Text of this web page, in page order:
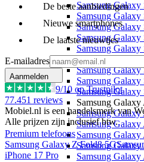
Samsung Galaxy
Samsung Galaxy
Samsung Galaxy
Samsung Galaxy
Samsung Galaxy
Samsung Galaxy
Samsung Galaxy
Samsung Galaxy
Samsung Galaxy
Samsung Galaxy
Samsung
Samsung
Samsung
Samsung
Samsung
De beste aanbiedingen
Nieuwe smartphones
De laatste nieuwtjes
E-mailadres
Aanmelden
9/10 op Trustpilot
77.451 reviews
Mobiel.nl is een handelsmerk van
Alle prijzen zijn inclusief btw.
Premium telefoons
Samsung Galaxy Z Fold8 5G
iPhone 17 Pro